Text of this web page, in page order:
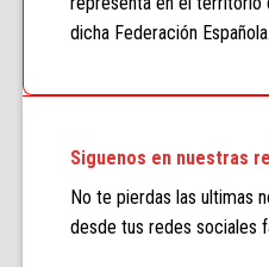
dicha Federación Española.
Siguenos en nuestras
No te pierdas las ultimas
desde tus redes sociales